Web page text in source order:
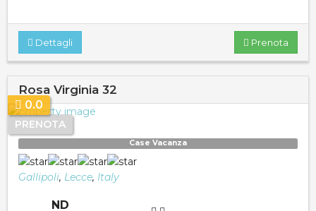
Prenota
Dettagli
Rosa Virginia 32
PRENOTA
0.0
Case Vacanza
Gallipoli, Lecce, Italy
ND